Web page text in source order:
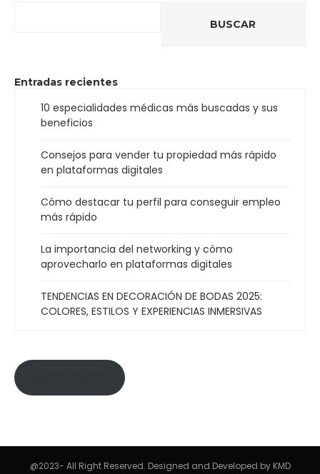
BUSCAR
Entradas recientes
10 especialidades médicas más buscadas y sus
beneficios
Consejos para vender tu propiedad más rápido
en plataformas digitales
Cómo destacar tu perfil para conseguir empleo
más rápido
La importancia del networking y cómo
aprovecharlo en plataformas digitales
TENDENCIAS EN DECORACIÓN DE BODAS 2025:
COLORES, ESTILOS Y EXPERIENCIAS INMERSIVAS
@2023- All Right Reserved. Designed and Developed by KMD